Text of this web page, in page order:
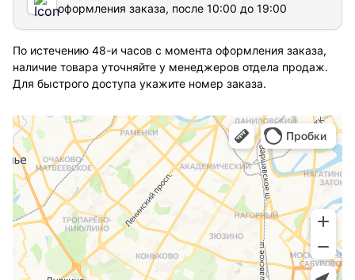
оформления заказа, после 10:00 до 19:00
По истечению 48-и часов с момента оформления заказа,
наличие товара уточняйте у менеджеров отдела продаж.
Для быстрого доступа укажите номер заказа.